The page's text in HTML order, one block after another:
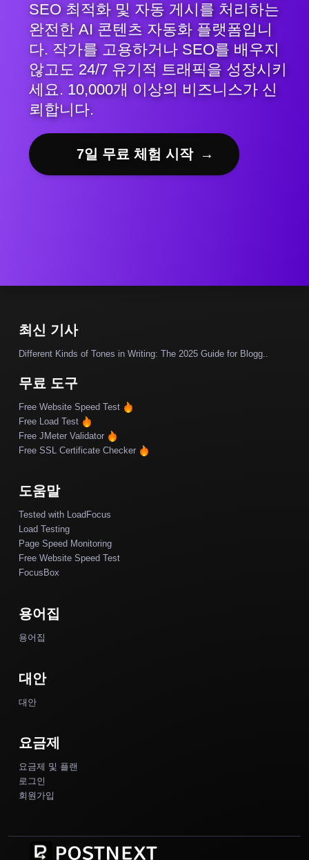
SEO 최적화 및 자동 게시를 처리하는
완전한 AI 콘텐츠 자동화 플랫폼입니
다. 작가를 고용하거나 SEO를 배우지
않고도 24/7 유기적 트래픽을 성장시키
세요. 10,000개 이상의 비즈니스가 신
뢰합니다.
7일 무료 체험 시작 →
최신 기사
Different Kinds of Tones in Writing: The 2025 Guide for Blogg..
무료 도구
Free Website Speed Test
Free Load Test
Free JMeter Validator
Free SSL Certificate Checker
도움말
Tested with LoadFocus
Load Testing
Page Speed Monitoring
Free Website Speed Test
FocusBox
용어집
용어집
대안
대안
요금제
요금제 및 플랜
로그인
회원가입